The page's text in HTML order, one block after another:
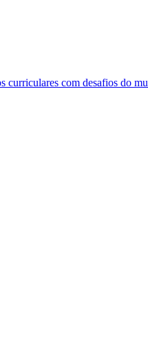
curriculares com desafios do